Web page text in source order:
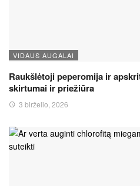
VIDAUS AUGALAI
Raukšlėtoji peperomija ir
skirtumai ir priežiūra
3 birželio, 2026